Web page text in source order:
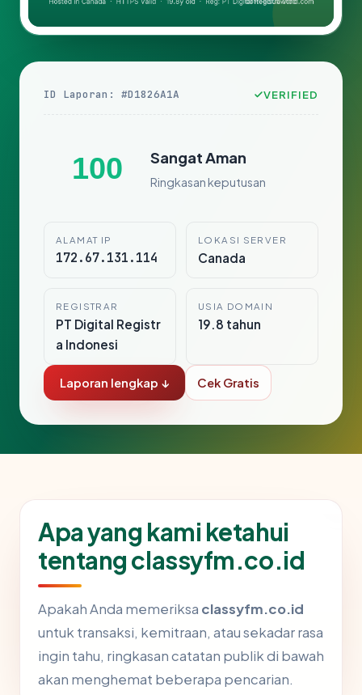
ID Laporan: #D1826A1A VERIFIED
100 Sangat Aman
Ringkasan keputusan
ALAMAT IP
172.67.131.114
LOKASI SERVER
Canada
REGISTRAR
PT Digital Registr
a Indonesi
USIA DOMAIN
19.8 tahun
Laporan lengkap ↓ Cek Gratis
Apa yang kami ketahui
tentang classyfm.co.id
Apakah Anda memeriksa classyfm.co.id
untuk transaksi, kemitraan, atau sekadar rasa
ingin tahu, ringkasan catatan publik di bawah
akan menghemat beberapa pencarian.